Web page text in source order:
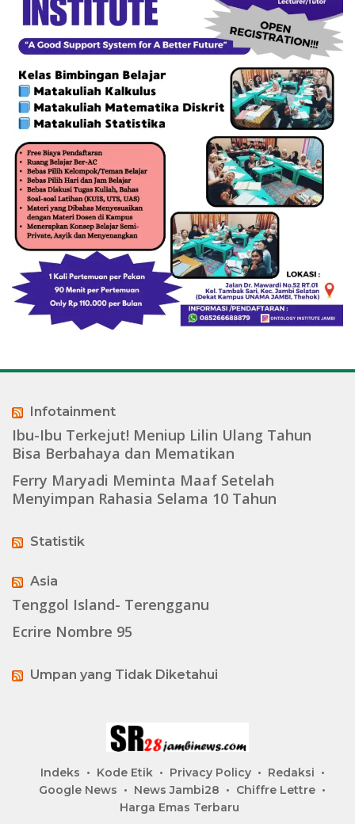
Infotainment
Ibu-Ibu Terkejut! Meniup Lilin Ulang Tahun
Bisa Berbahaya dan Mematikan
Ferry Maryadi Meminta Maaf Setelah
Menyimpan Rahasia Selama 10 Tahun
Statistik
Asia
Tenggol Island- Terengganu
Ecrire Nombre 95
Umpan yang Tidak Diketahui
Indeks Kode Etik Privacy Policy
Redaksi
Google News
News Jambi28
Chiffre Lettre
Harga Emas Terbaru